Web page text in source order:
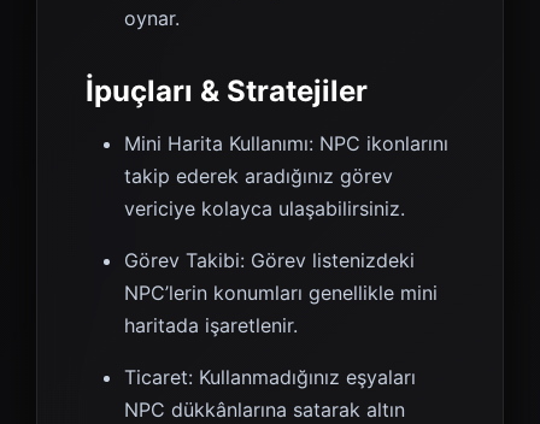
oynar.
İpuçları & Stratejiler
Mini Harita Kullanımı: NPC ikonlarını
takip ederek aradığınız görev
vericiye kolayca ulaşabilirsiniz.
Görev Takibi: Görev listenizdeki
NPC’lerin konumları genellikle mini
haritada işaretlenir.
Ticaret: Kullanmadığınız eşyaları
NPC dükkânlarına satarak altın